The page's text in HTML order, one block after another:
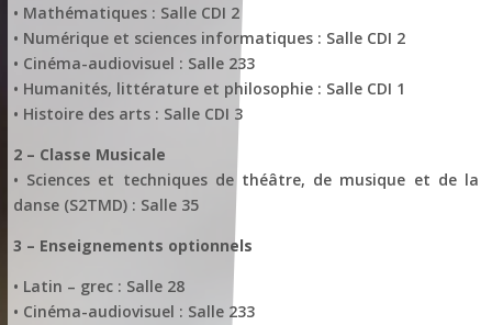
• Mathématiques : Salle CDI 2
• Numérique et sciences informatiques : Salle CDI 2
• Cinéma-audiovisuel : Salle 233
• Humanités, littérature et philosophie : Salle CDI 1
• Histoire des arts : Salle CDI 3
2 – Classe Musicale
• Sciences et techniques de théâtre, de musique et de la
danse (S2TMD) : Salle 35
3 – Enseignements optionnels
• Latin – grec : Salle 28
• Cinéma-audiovisuel : Salle 233